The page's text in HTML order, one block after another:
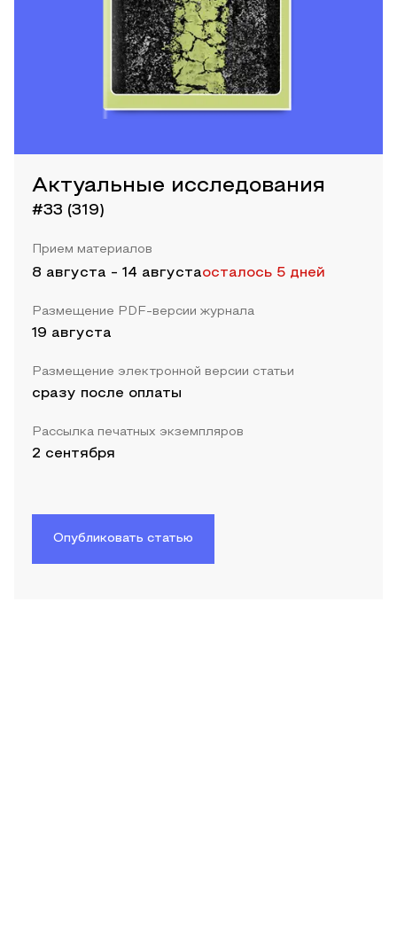
Актуальные исследования
#33 (319)
Прием материалов
8 августа - 14 августаосталось 5 дней
Размещение PDF-версии журнала
19 августа
Размещение электронной версии статьи
сразу после оплаты
Рассылка печатных экземпляров
2 сентября
Опубликовать статью